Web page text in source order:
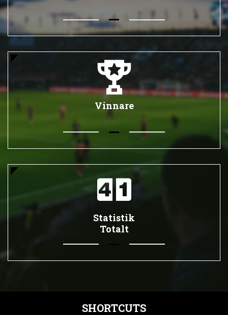
Vinnare
Statistik
Totalt
SHORTCUTS